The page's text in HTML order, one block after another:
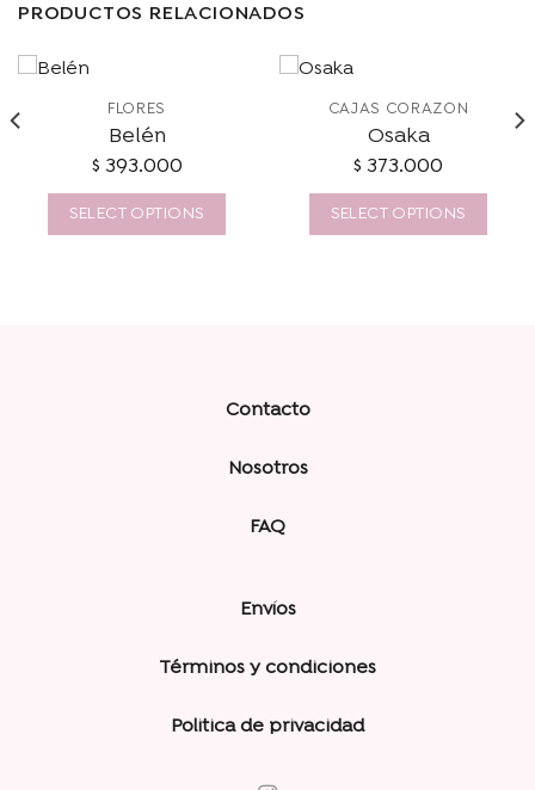
PRODUCTOS RELACIONADOS
FLORES
Belén
$ 393.000
SELECT OPTIONS
CAJAS CORAZÓN
Osaka
$ 373.000
SELECT OPTIONS
Contacto
Nosotros
FAQ
Envíos
Términos y condiciones
Politica de privacidad